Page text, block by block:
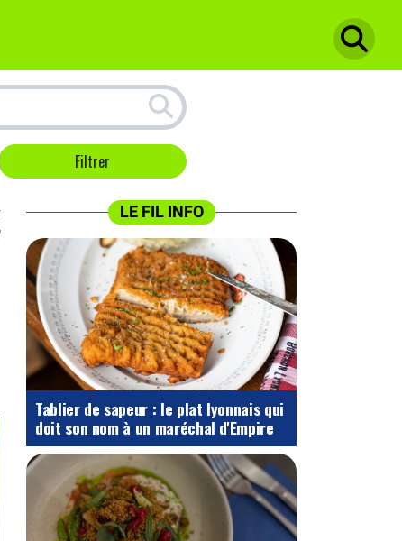
LE FIL INFO
Tablier de sapeur : le plat lyonnais qui
doit son nom à un maréchal d'Empire